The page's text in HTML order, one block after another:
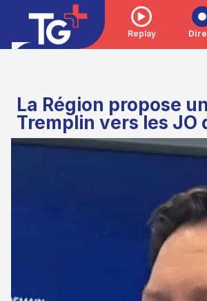
Replay
La Région propose un
Tremplin vers les JO